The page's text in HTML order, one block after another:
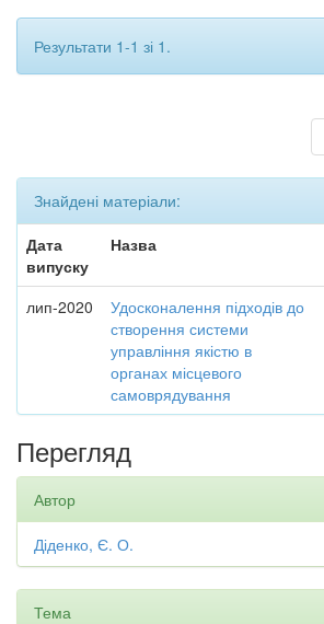
Результати 1-1 зі 1.
Знайдені матеріали:
Дата
випуску
Назва
лип-2020
Удосконалення підходів до
створення системи
управління якістю в
органах місцевого
самоврядування
Перегляд
Автор
Діденко, Є. О.
Тема